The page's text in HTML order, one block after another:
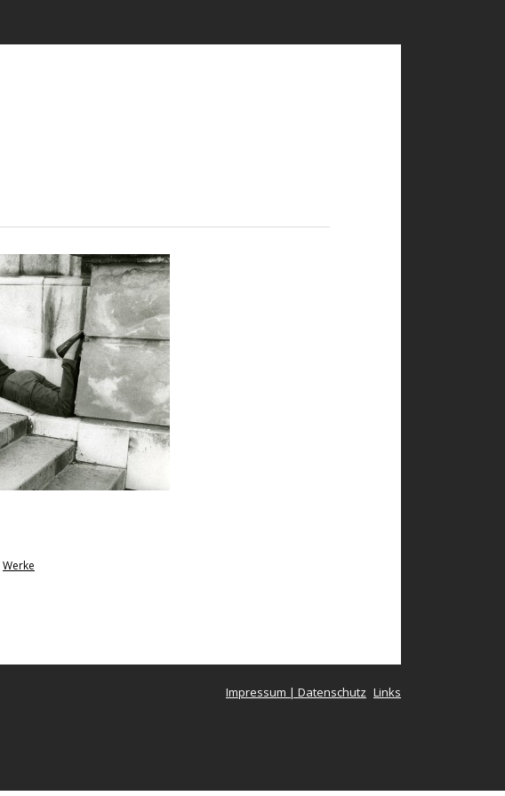
Werke
Impressum | Datenschutz Links